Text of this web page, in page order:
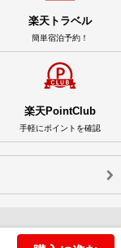
楽天トラベル
簡単宿泊予約！
楽天PointClub
手軽にポイントを確認